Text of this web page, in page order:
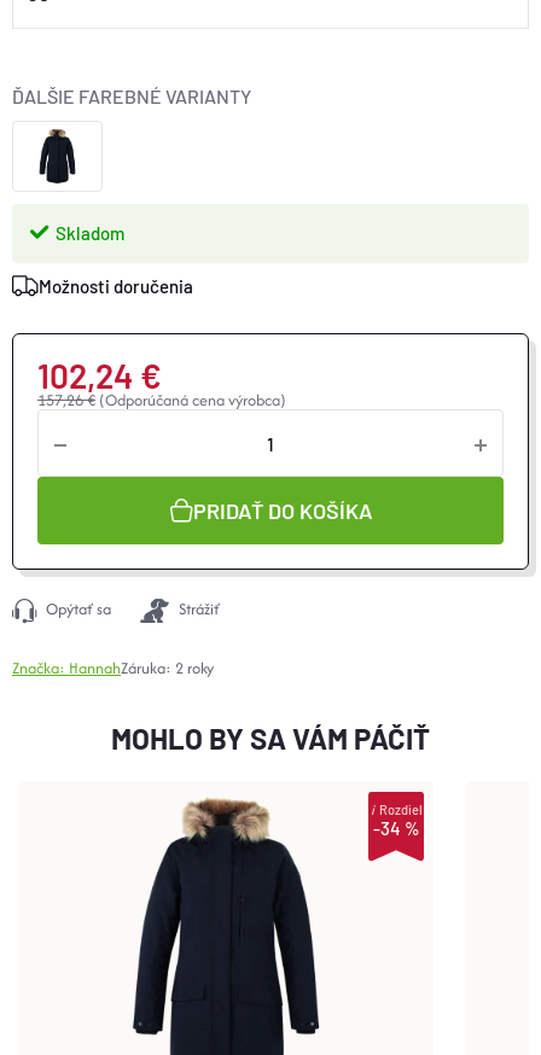
Skladom
ĎALŠIE FAREBNÉ VARIANTY
Možnosti doručenia
157,26 € (Odporúčaná cena výrobca)
102,24 €
Jednotková
PRIDAŤ DO KOŠÍKA
Opýtať sa Strážiť
Značka: HannahZáruka: 2 roky
MOHLO BY SA VÁM PÁČIŤ
-34 %
iRozdiel